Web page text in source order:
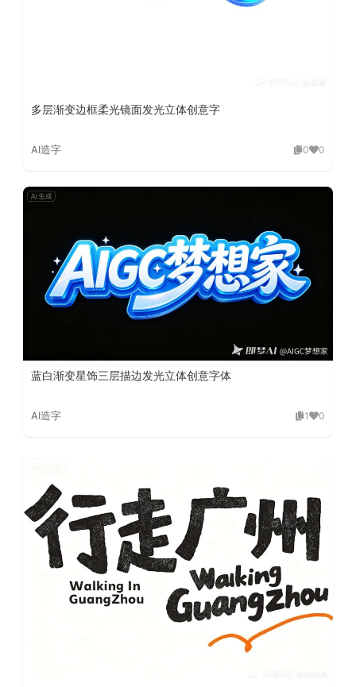
多层渐变边框柔光镜面发光立体创意字
AI造字 0 0
蓝白渐变星饰三层描边发光立体创意字体
AI造字 1 0